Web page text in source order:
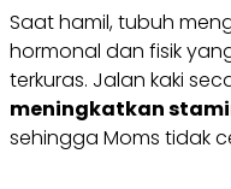
Saat hamil, tubuh
hormonal dan fisik
terkuras. Jalan kaki
meningkatkan
sehingga Moms tidak